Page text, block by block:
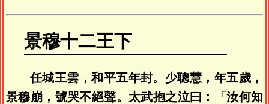
景穆十二王下
任城王雲，和平五年封。少聰慧，年五歲，
景穆崩，號哭不絕聲。太武抱之泣曰：「汝何知